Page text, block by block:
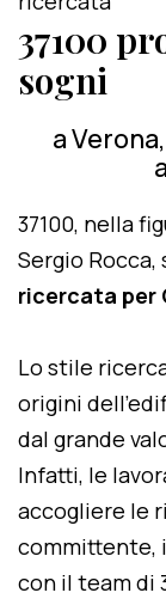
37100
sogni
a
37100, nella
Sergio Rocca,
ricercata per
Lo stile
origini
dal grande
Infatti, le
accogliere le
committente,
con il team di